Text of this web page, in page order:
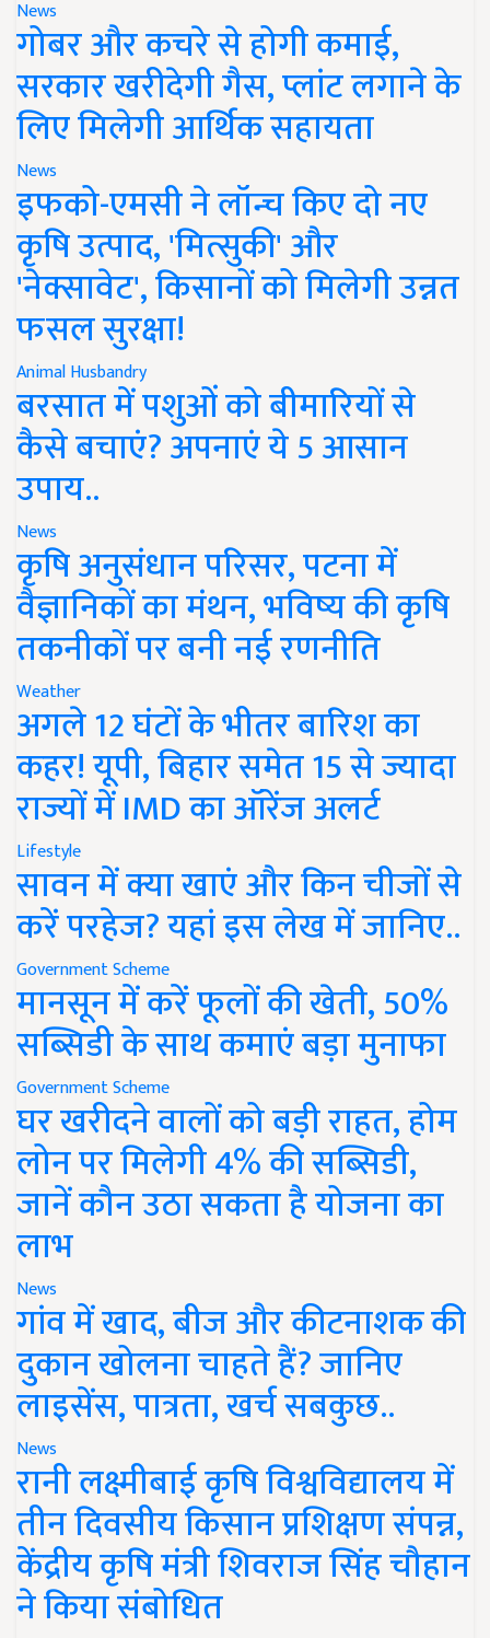
News
गोबर और कचरे से होगी कमाई,
सरकार खरीदेगी गैस, प्लांट लगाने के
लिए मिलेगी आर्थिक सहायता
News
इफको-एमसी ने लॉन्च किए दो नए
कृषि उत्पाद, 'मित्सुकी' और
'नेक्सावेट', किसानों को मिलेगी उन्नत
फसल सुरक्षा!
Animal Husbandry
बरसात में पशुओं को बीमारियों से
कैसे बचाएं? अपनाएं ये 5 आसान
उपाय..
News
कृषि अनुसंधान परिसर, पटना में
वैज्ञानिकों का मंथन, भविष्य की कृषि
तकनीकों पर बनी नई रणनीति
Weather
अगले 12 घंटों के भीतर बारिश का
कहर! यूपी, बिहार समेत 15 से ज्यादा
राज्यों में IMD का ऑरेंज अलर्ट
Lifestyle
सावन में क्या खाएं और किन चीजों से
करें परहेज? यहां इस लेख में जानिए..
Government Scheme
मानसून में करें फूलों की खेती, 50%
सब्सिडी के साथ कमाएं बड़ा मुनाफा
Government Scheme
घर खरीदने वालों को बड़ी राहत, होम
लोन पर मिलेगी 4% की सब्सिडी,
जानें कौन उठा सकता है योजना का
लाभ
News
गांव में खाद, बीज और कीटनाशक की
दुकान खोलना चाहते हैं? जानिए
लाइसेंस, पात्रता, खर्च सबकुछ..
News
रानी लक्ष्मीबाई कृषि विश्वविद्यालय में
तीन दिवसीय किसान प्रशिक्षण संपन्न,
केंद्रीय कृषि मंत्री शिवराज सिंह चौहान
ने किया संबोधित